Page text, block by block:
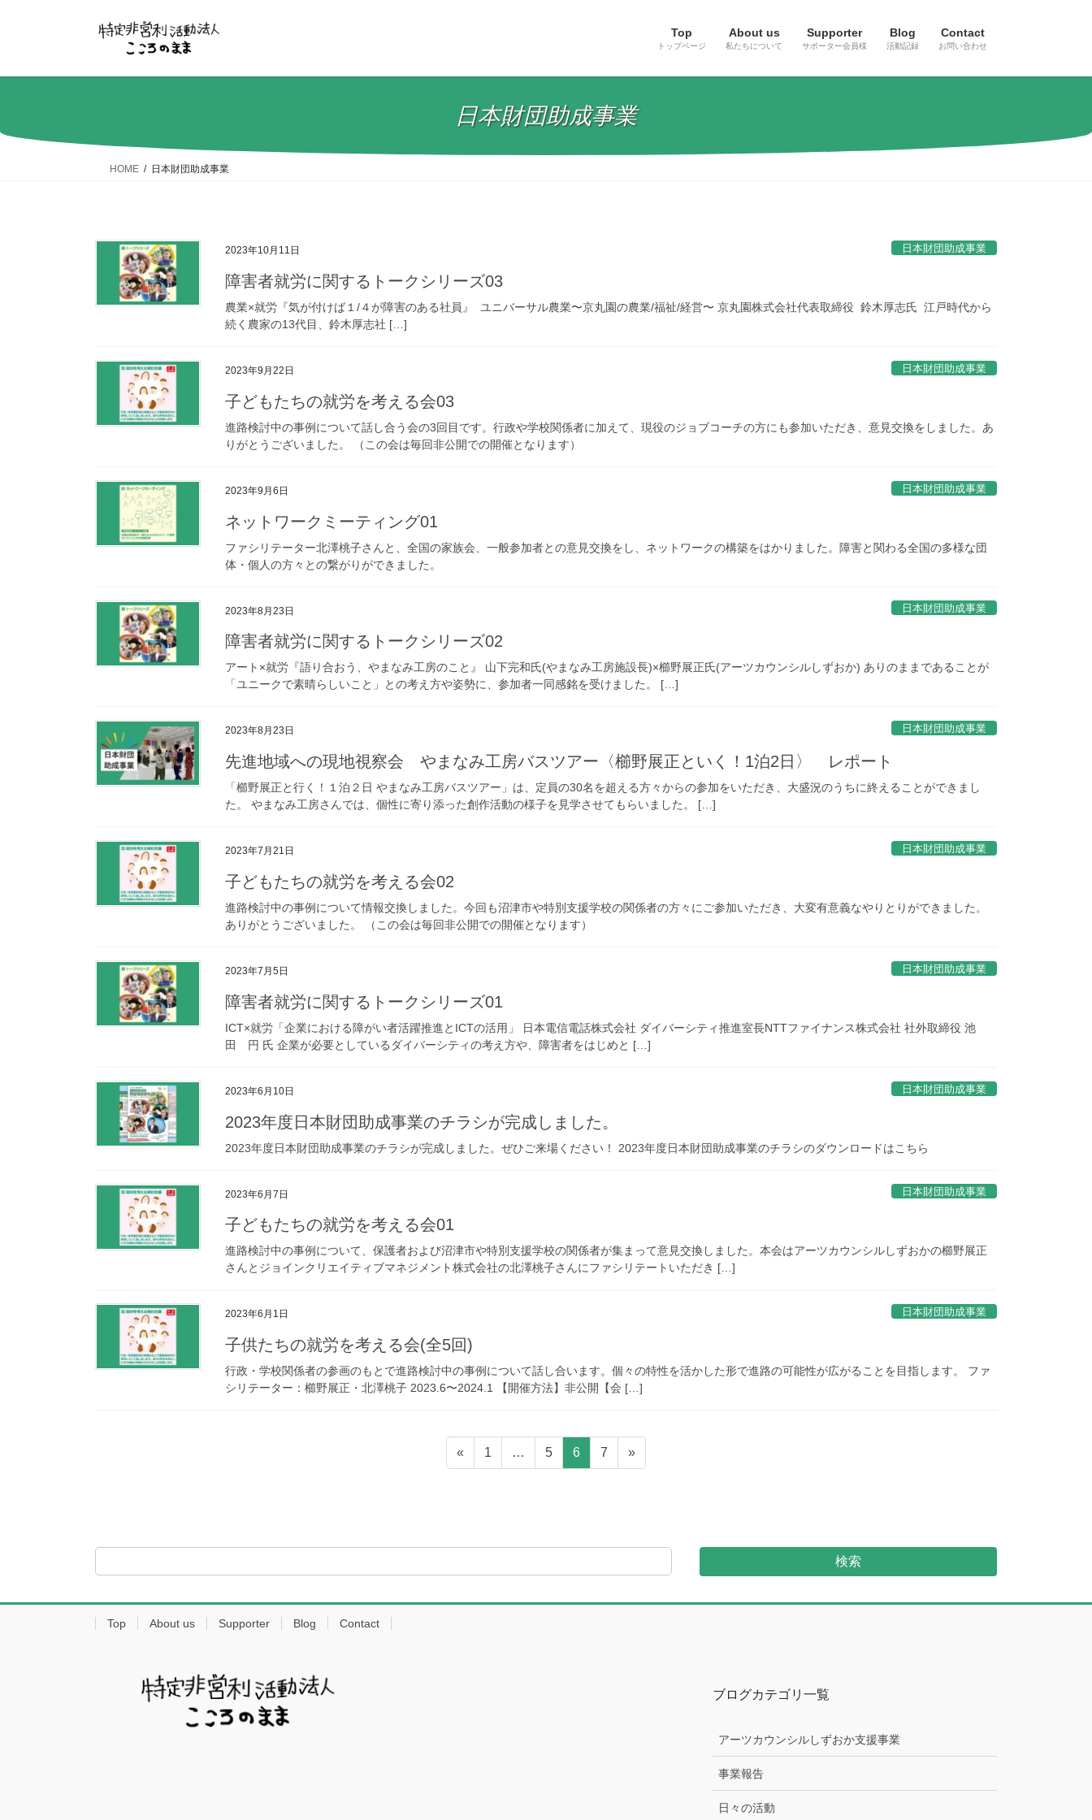
Top
トップページ
About us
私たちについて
Supporter
サポーター会員様
Blog
活動記録
Contact
お問い合わせ
日本財団助成事業
HOME 日本財団助成事業
2023年10月11日 日本財団助成事業
障害者就労に関するトークシリーズ03
農業×就労『気が付けば１/４が障害のある社員』 ユニバーサル農業〜京丸園の農業/福祉/経営〜 京丸園株式会社代表取締役 鈴木厚志氏 江戸時代から
続く農家の13代目、鈴木厚志社 […]
2023年9月22日 日本財団助成事業
子どもたちの就労を考える会03
進路検討中の事例について話し合う会の3回目です。行政や学校関係者に加えて、現役のジョブコーチの方にも参加いただき、意見交換をしました。あ
りがとうございました。 （この会は毎回非公開での開催となります）
2023年9月6日 日本財団助成事業
ネットワークミーティング01
ファシリテーター北澤桃子さんと、全国の家族会、一般参加者との意見交換をし、ネットワークの構築をはかりました。障害と関わる全国の多様な団
体・個人の方々との繋がりができました。
2023年8月23日 日本財団助成事業
障害者就労に関するトークシリーズ02
アート×就労『語り合おう、やまなみ工房のこと』 山下完和氏(やまなみ工房施設長)×櫛野展正氏(アーツカウンシルしずおか) ありのままであることが
「ユニークで素晴らしいこと」との考え方や姿勢に、参加者一同感銘を受けました。 […]
2023年8月23日 日本財団助成事業
先進地域への現地視察会 やまなみ工房バスツアー〈櫛野展正といく！1泊2日〉 レポート
「櫛野展正と行く！１泊２日 やまなみ工房バスツアー」は、定員の30名を超える方々からの参加をいただき、大盛況のうちに終えることができまし
た。 やまなみ工房さんでは、個性に寄り添った創作活動の様子を見学させてもらいました。 […]
2023年7月21日 日本財団助成事業
子どもたちの就労を考える会02
進路検討中の事例について情報交換しました。今回も沼津市や特別支援学校の関係者の方々にご参加いただき、大変有意義なやりとりができました。
ありがとうございました。 （この会は毎回非公開での開催となります）
2023年7月5日 日本財団助成事業
障害者就労に関するトークシリーズ01
ICT×就労「企業における障がい者活躍推進とICTの活用」 日本電信電話株式会社 ダイバーシティ推進室長NTTファイナンス株式会社 社外取締役 池
田 円 氏 企業が必要としているダイバーシティの考え方や、障害者をはじめと […]
2023年6月10日 日本財団助成事業
2023年度日本財団助成事業のチラシが完成しました。
2023年度日本財団助成事業のチラシが完成しました。ぜひご来場ください！ 2023年度日本財団助成事業のチラシのダウンロードはこちら
2023年6月7日 日本財団助成事業
子どもたちの就労を考える会01
進路検討中の事例について、保護者および沼津市や特別支援学校の関係者が集まって意見交換しました。本会はアーツカウンシルしずおかの櫛野展正
さんとジョインクリエイティブマネジメント株式会社の北澤桃子さんにファシリテートいただき […]
2023年6月1日 日本財団助成事業
子供たちの就労を考える会(全5回)
行政・学校関係者の参画のもとで進路検討中の事例について話し合います。個々の特性を活かした形で進路の可能性が広がることを目指します。 ファ
シリテーター：櫛野展正・北澤桃子 2023.6〜2024.1 【開催方法】非公開【会 […]
ー
ジ
送
り
«
固
定
1 …
固
定
5
固
定
6
固
定
7 »
検索
Top About us Supporter Blog Contact
ブログカテゴリ一覧
アーツカウンシルしずおか支援事業
事業報告
日々の活動